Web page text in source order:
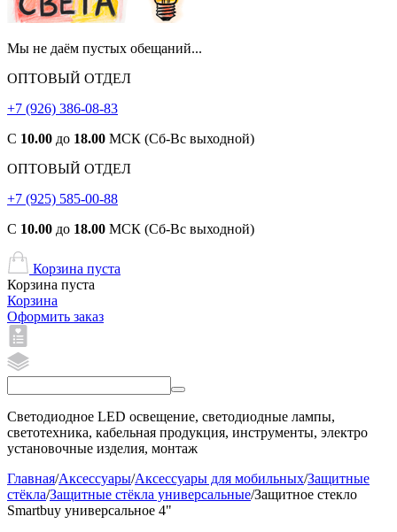
Мы не даём пустых обещаний...
ОПТОВЫЙ ОТДЕЛ
+7 (926) 386-08-83
С 10.00 до 18.00 МСК (Сб-Вс выходной)
ОПТОВЫЙ ОТДЕЛ
+7 (925) 585-00-88
С 10.00 до 18.00 МСК (Сб-Вс выходной)
Корзина пуста
Корзина пуста
Корзина
Оформить заказ
Светодиодное LED освещение, светодиодные лампы,
светотехника, кабельная продукция, инструменты, электро
установочные изделия, монтаж
Главная/Аксессуары/Аксессуары для мобильных/Защитные
стёкла/Защитные стёкла универсальные/Защитное стекло
Smartbuy универсальное 4"